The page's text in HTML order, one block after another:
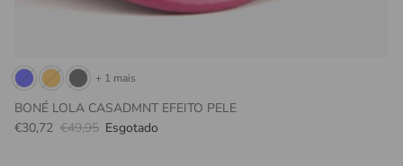
BONÉ LOLA CASADMNT EFEITO PELE
Preço promocional
€30,72 Preço normal
€49,95 Esgotado
+ 1 mais